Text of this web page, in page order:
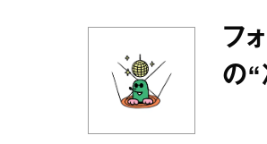
フ
の“